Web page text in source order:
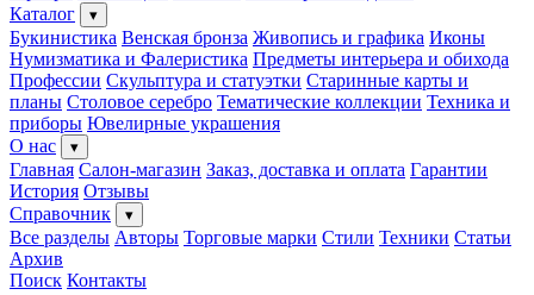
Каталог
▾
Букинистика Венская бронза Живопись и графика Иконы
Нумизматика и Фалеристика Предметы интерьера и обихода
Профессии Скульптура и статуэтки Старинные карты и
планы Столовое серебро Тематические коллекции Техника и
приборы Ювелирные украшения
О нас
▾
Главная Салон-магазин Заказ, доставка и оплата Гарантии
История Отзывы
Справочник
▾
Все разделы Авторы Торговые марки Стили Техники Статьи
Архив
Поиск Контакты